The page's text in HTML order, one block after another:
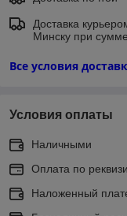
Доставка
Минску при
Все условия
Условия оплаты
Наличными
Оплата по
Наложенный